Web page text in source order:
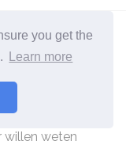
you get the
Learn more
willen weten